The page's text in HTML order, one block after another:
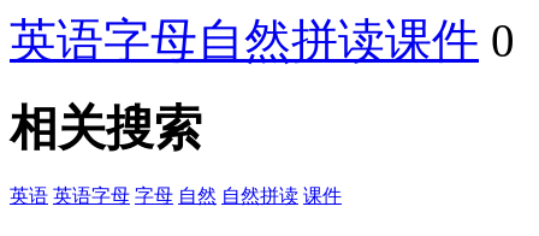
英语字母自然拼读课件 0
相关搜索
英语 英语字母 字母 自然 自然拼读 课件